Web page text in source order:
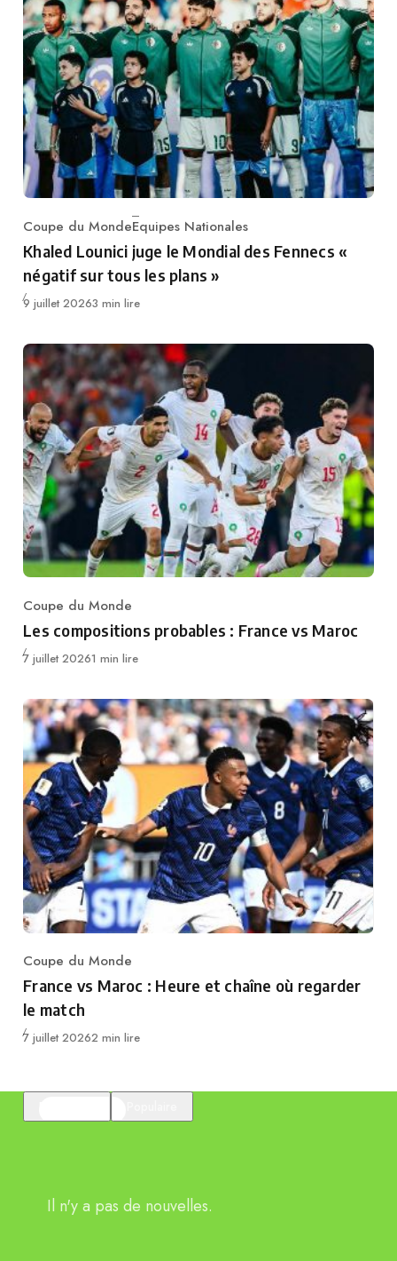
Category
Coupe du MondeEquipes Nationales
Khaled Lounici juge le Mondial des Fennecs «
négatif sur tous les plans »
Publié
9 juillet 20263 min lire
Category
Coupe du Monde
Les compositions probables : France vs Maroc
Publié
7 juillet 20261 min lire
Category
Coupe du Monde
France vs Maroc : Heure et chaîne où regarder
le match
Publié
7 juillet 20262 min lire
Il n'y a pas de nouvelles.